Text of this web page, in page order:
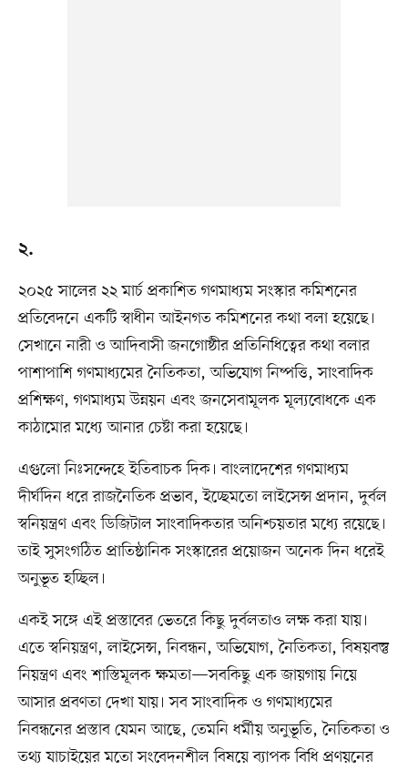
২.
২০২৫ সালের ২২ মার্চ প্রকাশিত গণমাধ্যম সংস্কার কমিশনের
প্রতিবেদনে একটি স্বাধীন আইনগত কমিশনের কথা বলা হয়েছে।
সেখানে নারী ও আদিবাসী জনগোষ্ঠীর প্রতিনিধিত্বের কথা বলার
পাশাপাশি গণমাধ্যমের নৈতিকতা, অভিযোগ নিষ্পত্তি, সাংবাদিক
প্রশিক্ষণ, গণমাধ্যম উন্নয়ন এবং জনসেবামূলক মূল্যবোধকে এক
কাঠামোর মধ্যে আনার চেষ্টা করা হয়েছে।
এগুলো নিঃসন্দেহে ইতিবাচক দিক। বাংলাদেশের গণমাধ্যম
দীর্ঘদিন ধরে রাজনৈতিক প্রভাব, ইচ্ছেমতো লাইসেন্স প্রদান, দুর্বল
স্বনিয়ন্ত্রণ এবং ডিজিটাল সাংবাদিকতার অনিশ্চয়তার মধ্যে রয়েছে।
তাই সুসংগঠিত প্রাতিষ্ঠানিক সংস্কারের প্রয়োজন অনেক দিন ধরেই
অনুভূত হচ্ছিল।
একই সঙ্গে এই প্রস্তাবের ভেতরে কিছু দুর্বলতাও লক্ষ করা যায়।
এতে স্বনিয়ন্ত্রণ, লাইসেন্স, নিবন্ধন, অভিযোগ, নৈতিকতা, বিষয়বস্তু
নিয়ন্ত্রণ এবং শাস্তিমূলক ক্ষমতা—সবকিছু এক জায়গায় নিয়ে
আসার প্রবণতা দেখা যায়। সব সাংবাদিক ও গণমাধ্যমের
নিবন্ধনের প্রস্তাব যেমন আছে, তেমনি ধর্মীয় অনুভূতি, নৈতিকতা ও
তথ্য যাচাইয়ের মতো সংবেদনশীল বিষয়ে ব্যাপক বিধি প্রণয়নের